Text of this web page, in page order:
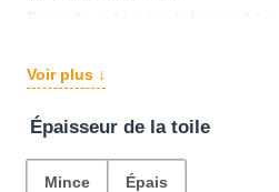
beauté du littoral de la
couleurs iront à merveille sur
Voir plus ↓
Épaisseur de la toile
Mince Épais